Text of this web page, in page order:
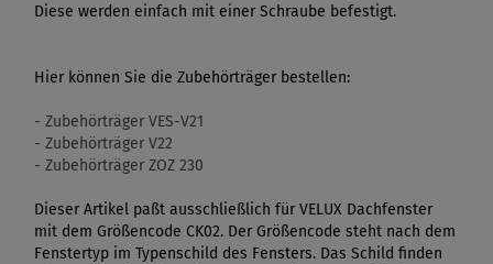
Diese werden einfach mit einer Schraube befestigt.
Hier können Sie die Zubehörträger bestellen:
- Zubehörträger VES-V21
- Zubehörträger V22
- Zubehörträger ZOZ 230
Dieser Artikel paßt ausschließlich für VELUX Dachfenster
mit dem Größencode CK02. Der Größencode steht nach dem
Fenstertyp im Typenschild des Fensters. Das Schild finden